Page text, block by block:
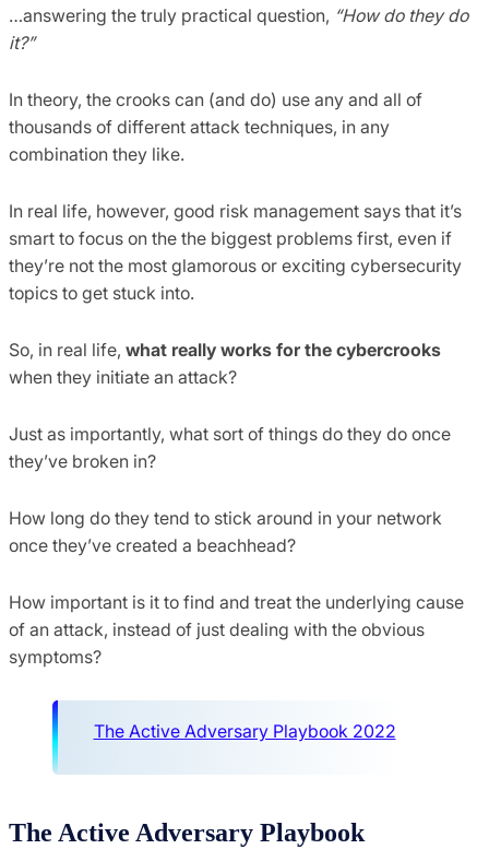
…answering the truly practical question, “How do they do
it?”
In theory, the crooks can (and do) use any and all of
thousands of different attack techniques, in any
combination they like.
In real life, however, good risk management says that it’s
smart to focus on the the biggest problems first, even if
they’re not the most glamorous or exciting cybersecurity
topics to get stuck into.
So, in real life, what really works for the cybercrooks
when they initiate an attack?
Just as importantly, what sort of things do they do once
they’ve broken in?
How long do they tend to stick around in your network
once they’ve created a beachhead?
How important is it to find and treat the underlying cause
of an attack, instead of just dealing with the obvious
symptoms?
The Active Adversary Playbook 2022
The Active Adversary Playbook